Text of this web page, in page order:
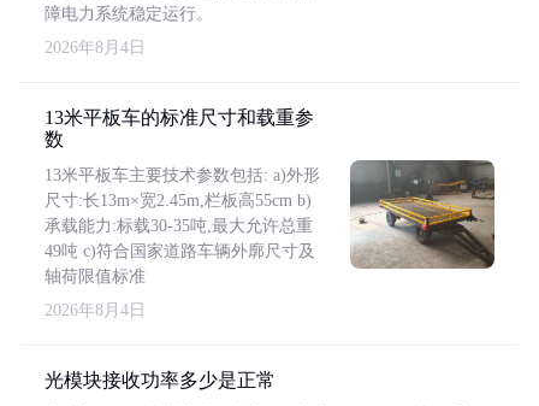
障电力系统稳定运行。
2026年8月4日
13米平板车的标准尺寸和载重参
数
13米平板车主要技术参数包括: a)外形
尺寸:长13m×宽2.45m,栏板高55cm b)
承载能力:标载30-35吨,最大允许总重
49吨 c)符合国家道路车辆外廓尺寸及
轴荷限值标准
2026年8月4日
光模块接收功率多少是正常